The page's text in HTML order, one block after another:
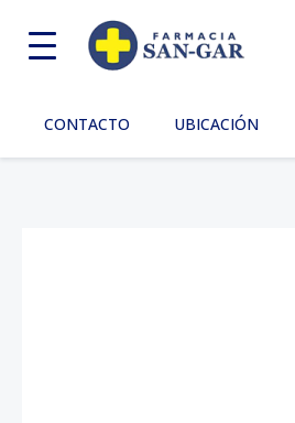
CONTACTO UBICACIÓN